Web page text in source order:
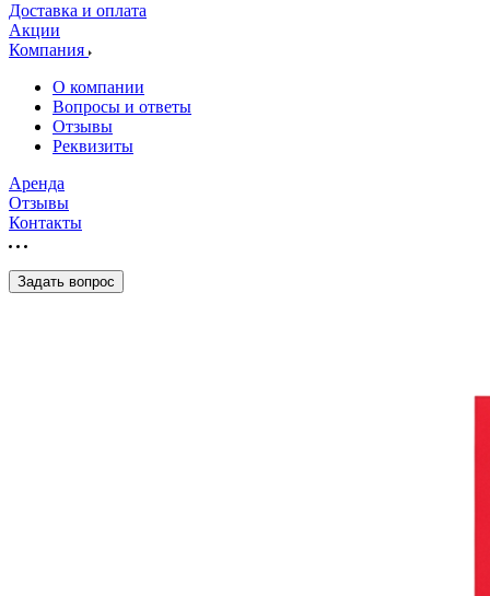
Доставка и оплата
Акции
Компания
О компании
Вопросы и ответы
Отзывы
Реквизиты
Аренда
Отзывы
Контакты
Задать вопрос